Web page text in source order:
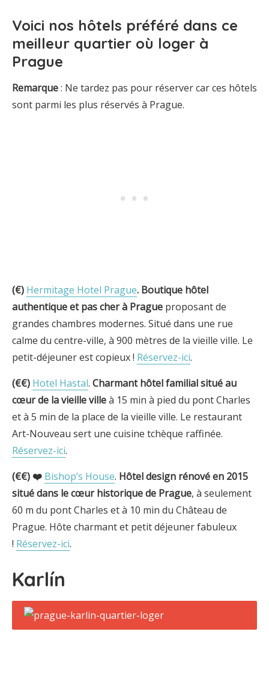
Voici nos hôtels préféré dans ce
meilleur quartier où loger à
Prague
Remarque: Ne tardez pas pour réserver car ces hôtels
sont parmi les plus réservés à Prague.
(€) Hermitage Hotel Prague. Boutique hôtel
authentique et pas cher à Prague proposant de
grandes chambres modernes. Situé dans une rue
calme du centre-ville, à 900 mètres de la vieille ville. Le
petit-déjeuner est copieux ! Réservez-ici.
(€€) Hotel Hastal. Charmant hôtel familialsitué au
cœur de la vieille villeà 15 min à pied du pont Charles
et à 5 min de la place de la vieille ville. Le restaurant
Art-Nouveau sert une cuisine tchèque raffinée.
Réservez-ici.
(€€) ❤️ Bishop’s House. Hôtel design rénové en 2015
situé dans le cœur historique de Prague, à seulement
60 m du pont Charles et à 10 min du Château de
Prague. Hôte charmant et petit déjeuner fabuleux
! Réservez-ici.
Karlín